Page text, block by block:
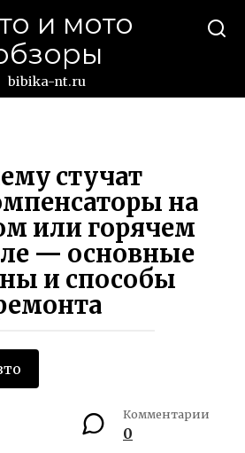
и мото
bibika-nt.ru
стучат
на
или горячем
— основные
и способы
Комментарии
0